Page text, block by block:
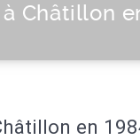
Châtillon
en